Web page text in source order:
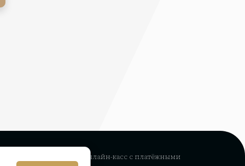
онлайн-касс с платёжными